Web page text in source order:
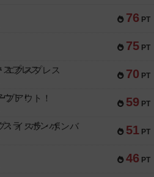
76 PT
75 PT
70 PT
エクスプレス
59 PT
ブアウト！
51 PT
：イスラ・ボンバ
46 PT